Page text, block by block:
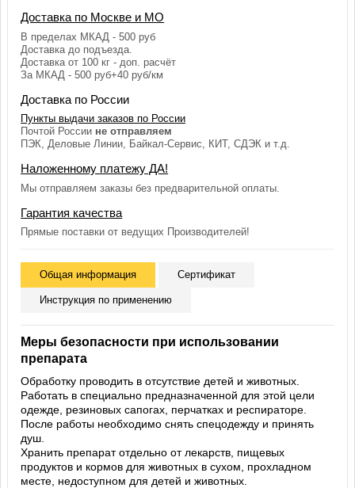
Доставка по Москве и МО
В пределах МКАД - 500 руб
Доставка до подъезда.
Доставка от 100 кг - доп. расчёт
За МКАД - 500 руб+40 руб/км
Доставка по России
Пункты выдачи заказов по России
Почтой России не отправляем
ПЭК, Деловые Линии, Байкал-Сервис, КИТ, СДЭК и т.д.
Наложенному платежу ДА!
Мы отправляем заказы без предварительной оплаты.
Гарантия качества
Прямые поставки от ведущих Производителей!
Общая информация Сертификат
Инструкция по применению
Меры безопасности при использовании
препарата
Обработку проводить в отсутствие детей и животных.
Работать в специально предназначенной для этой цели
одежде, резиновых сапогах, перчатках и респираторе.
После работы необходимо снять спецодежду и принять
душ.
Хранить препарат отдельно от лекарств, пищевых
продуктов и кормов для животных в сухом, прохладном
месте, недоступном для детей и животных.